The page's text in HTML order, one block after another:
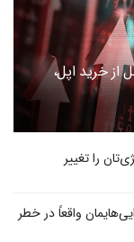
از خرید اپل،
را تغییر
واقعاً در خطر